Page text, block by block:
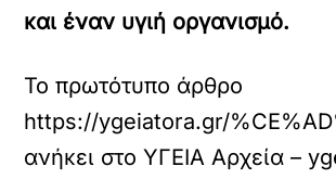
και έναν υγιή οργανισμό.
Το πρωτότυπο άρθρο
https://ygeiatora.gr/
ανήκει στοΥΓΕΙΑ Αρχεία –